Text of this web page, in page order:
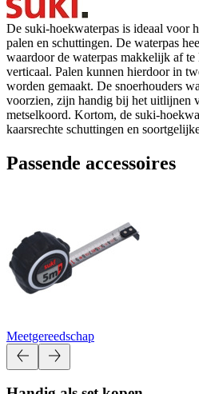
De suki-hoekwaterpas is ideaal voor
palen en schuttingen. De waterpas
waardoor de waterpas makkelijk af
verticaal. Palen kunnen hierdoor in
worden gemaakt. De snoerhouders
voorzien, zijn handig bij het uitlijnen
metselkoord. Kortom, de suki-
kaarsrechte schuttingen en
Passende accessoires
Meetgereedschap